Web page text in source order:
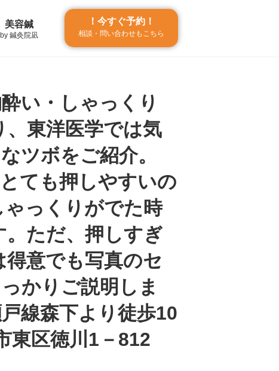
美容鍼
by 鍼灸院凪
！今すぐ予約！
相談・問い合わせもこちら
い・しゃっくり
東洋医学では気
ツボをご紹介。
ても押しやすいの
っくりがでた時
。ただ、押しすぎ
意でも写真のセ
かりご説明しま
線森下より徒歩10
東区徳川1－812